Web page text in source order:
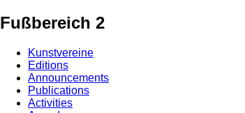
Fußbereich 2
Kunstvereine
Editions
Announcements
Publications
Activities